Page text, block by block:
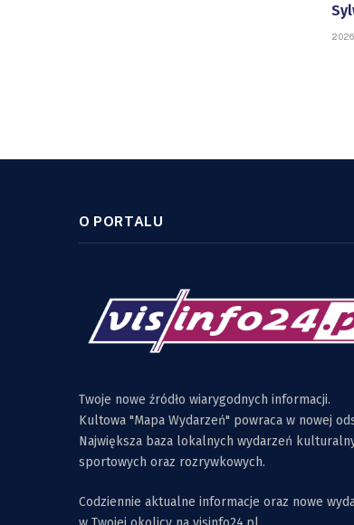
O PORTALU
Twoje nowe źródło wiarygodnych informacji.
Kultowa "Mapa Wydarzeń" powraca w nowej
Największa baza lokalnych wydarzeń
sportowych oraz rozrywkowych.
Codziennie aktualne informacje oraz nowe